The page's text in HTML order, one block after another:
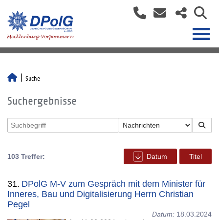
Suche
Suchergebnisse
103 Treffer: Datum Titel
31. DPolG M-V zum Gespräch mit dem Minister für
Inneres, Bau und Digitalisierung Herrn Christian
Pegel
Datum: 18.03.2024